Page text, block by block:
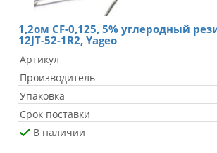
1,2ом CF-0,125, 5% углеродный
12JT-52-1R2, Yageo
Артикул
Производитель
Упаковка
Срок поставки
В наличии